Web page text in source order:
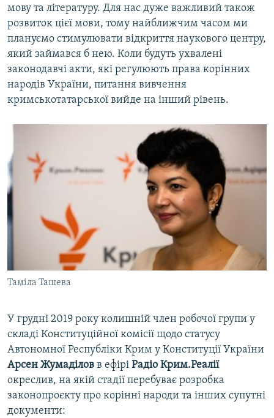
мову та літературу. Для нас дуже важливий також
розвиток цієї мови, тому найближчим часом ми
плануємо стимулювати відкриття наукового центру,
який займався б нею. Коли будуть ухвалені
законодавчі акти, які регулюють права корінних
народів України, питання вивчення
кримськотатарської вийде на інший рівень.
Таміла Ташева
У грудні 2019 року колишній член робочої групи у
складі Конституційної комісії щодо статусу
Автономної Республіки Крим у Конституції України
Арсен Жумаділов в ефірі Радіо Крим.Реалії
окреслив, на якій стадії перебуває розробка
законопроєкту про корінні народи та інших супутні
документи: